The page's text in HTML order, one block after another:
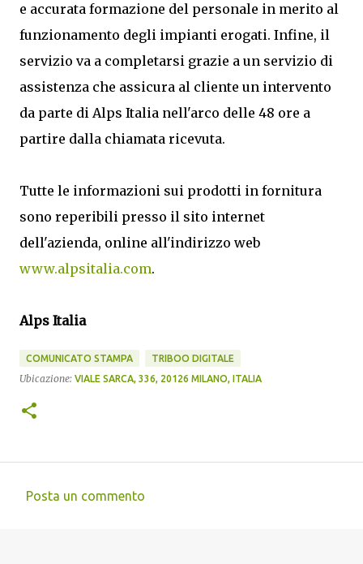
e accurata formazione del personale in merito al
funzionamento degli impianti erogati. Infine, il
servizio va a completarsi grazie a un servizio di
assistenza che assicura al cliente un intervento
da parte di Alps Italia nell'arco delle 48 ore a
partire dalla chiamata ricevuta.
Tutte le informazioni sui prodotti in fornitura
sono reperibili presso il sito internet
dell'azienda, online all'indirizzo web
www.alpsitalia.com.
Alps Italia
COMUNICATO STAMPA TRIBOO DIGITALE
Ubicazione: VIALE SARCA, 336, 20126 MILANO, ITALIA
Posta un commento